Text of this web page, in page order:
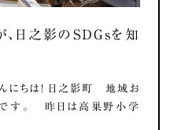
、日之影のSDGsを知
にちは！ 日之影町 地域お
す。 昨日は高巣野小学